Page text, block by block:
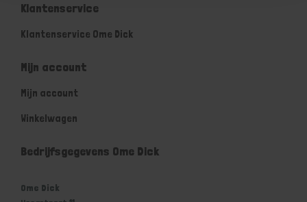
Klantenservice
Klantenservice Ome Dick
Mijn account
Mijn account
Winkelwagen
Bedrijfsgegevens Ome Dick
Ome Dick